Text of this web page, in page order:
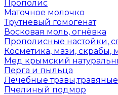
Прополис
Маточное молочко
Трутневый гомогенат
Восковая моль, огнёвка
Прополисные настойки,
Косметика, мази, скрабы,
Мед крымский
Перга и пыльца
Лечебные
Пчелиный подмор